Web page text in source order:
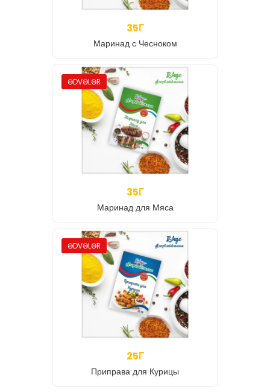
35Г
Маринад с Чесноком
ƏDVƏLƏR
35Г
Маринад для Мяса
ƏDVƏLƏR
25Г
Приправа для Курицы